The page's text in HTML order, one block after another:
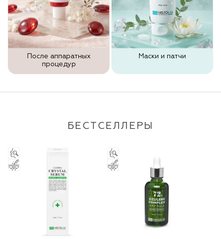
После аппаратных
процедур
Маски и патчи
БЕСТСЕЛЛЕРЫ